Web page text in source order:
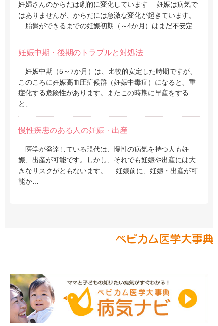
妊婦さんのからだは劇的に変化しています 妊娠は病気で
はありませんが、からだには急激な変化が起きています。
胎盤ができるまでの妊娠初期（～4か月）はまだ不安定…
妊娠中期・後期のトラブルと対処法
妊娠中期（5～7か月）は、比較的安定した時期ですが、
このころに妊娠高血圧症候群（妊娠中毒症）になると、重
症化する危険性があります。またこの時期に早産をする
と、…
慢性疾患のある人の妊娠・出産
医学が発達している現代は、慢性の病気を持つ人も妊
娠、出産が可能です。しかし、それでも妊娠や出産には大
きなリスクがともないます。 妊娠前に、妊娠・出産が可
能か…